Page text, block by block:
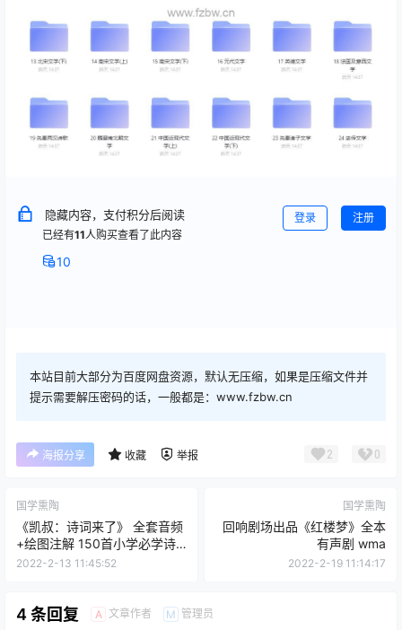
隐藏内容，支付积分后阅读
已经有11人购买查看了此内容
10
登录 注册
本站目前大部分为百度网盘资源，默认无压缩，如果是压缩文件并
提示需要解压密码的话，一般都是：www.fzbw.cn
海报分享 收藏 举报 2 0
国学熏陶
《凯叔：诗词来了》 全套音频
+绘图注解 150首小学必学诗
词
2022-2-13 11:45:52
国学熏陶
回响剧场出品《红楼梦》全本
有声剧 wma
2022-2-19 11:14:17
4 条回复 A 文章作者 M 管理员